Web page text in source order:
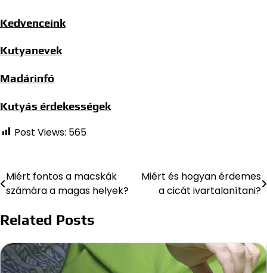
Kedvenceink
Kutyanevek
Madárinfó
Kutyás érdekességek
Post Views: 565
Bejegyzés
Miért fontos a macskák
számára a magas helyek?
Miért és hogyan érdemes
a cicát ivartalanítani?
Related Posts